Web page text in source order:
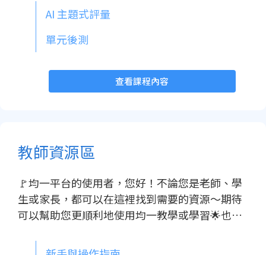
AI 主題式評量
單元後測
查看課程內容
教師資源區
🚩均一平台的使用者，您好！不論您是老師、學
生或家長，都可以在這裡找到需要的資源～期待
可以幫助您更順利地使用均一教學或學習🌟也歡
研習申請表單，均一會協助媒合專業講師到校分